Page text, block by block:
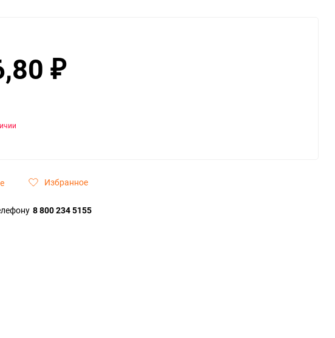
₽
Избранное
8 800 234 5155